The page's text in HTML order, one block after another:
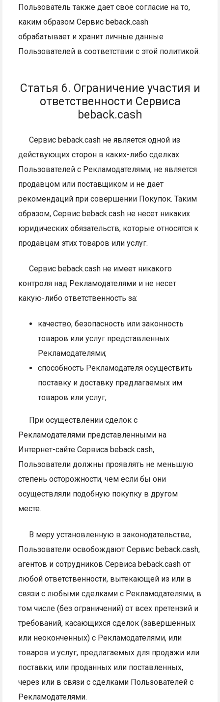
Пользователь также дает свое согласие на то,
каким образом Сервис beback.cash
обрабатывает и хранит личные данные
Пользователей в соответствии с этой политикой.
Статья 6. Ограничение участия и
ответственности Сервиса
beback.cash
Сервис beback.cash не является одной из
действующих сторон в каких-либо сделках
Пользователей с Рекламодателями, не является
продавцом или поставщиком и не дает
рекомендаций при совершении Покупок. Таким
образом, Сервис beback.cash не несет никаких
юридических обязательств, которые относятся к
продавцам этих товаров или услуг.
Сервис beback.cash не имеет никакого
контроля над Рекламодателями и не несет
какую-либо ответственность за:
качество, безопасность или законность
товаров или услуг представленных
Рекламодателями;
способность Рекламодателя осуществить
поставку и доставку предлагаемых им
товаров или услуг;
При осуществлении сделок с
Рекламодателями представленными на
Интернет-сайте Сервиса beback.cash,
Пользователи должны проявлять не меньшую
степень осторожности, чем если бы они
осуществляли подобную покупку в другом
месте.
В меру установленную в законодательстве,
Пользователи освобождают Сервис beback.cash,
агентов и сотрудников Сервиса beback.cash от
любой ответственности, вытекающей из или в
связи с любыми сделками с Рекламодателями, в
том числе (без ограничений) от всех претензий и
требований, касающихся сделок (завершенных
или неоконченных) с Рекламодателями, или
товаров и услуг, предлагаемых для продажи или
поставки, или проданных или поставленных,
через или в связи с сделками Пользователей с
Рекламодателями.